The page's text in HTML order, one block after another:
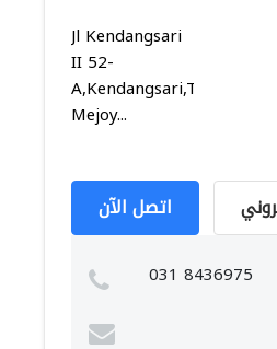
Jl Kendangsari
II 52-
A,Kendangsari,Tenggilis
Mejoy...
اتصل الآن
031 8436975